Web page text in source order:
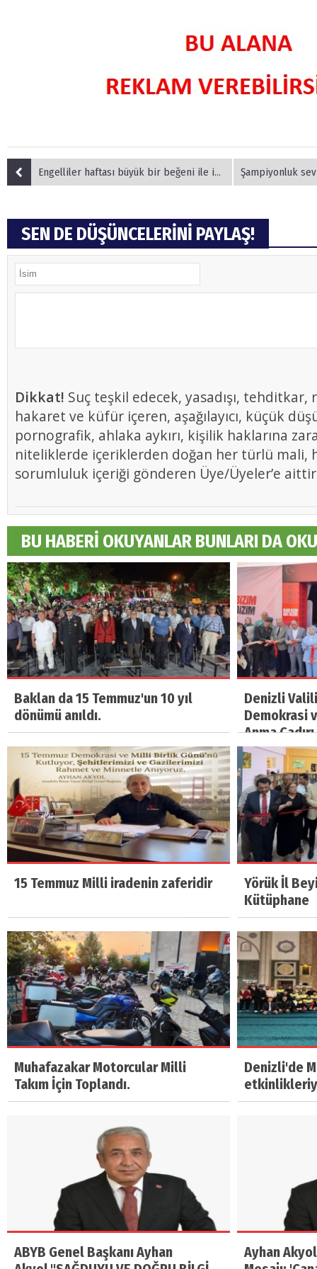
Engelliler haftası büyük bir beğeni ile izlendi Şampiyonluk sevincini
SEN DE DÜŞÜNCELERİNİ PAYLAŞ!
Dikkat! Suç teşkil edecek, yasadışı, tehditkar,
hakaret ve küfür içeren, aşağılayıcı, küçük
pornografik, ahlaka aykırı, kişilik haklarına
niteliklerde içeriklerden doğan her türlü mali,
sorumluluk içeriği gönderen Üye/Üyeler’e
BU HABERİ OKUYANLAR BUNLARI DA
Baklan da 15 Temmuz'un 10 yıl
dönümü anıldı.
Denizli
Demokrasi
Anma
15 Temmuz Milli iradenin zaferidir
Yörük İl
Kütüphane
Muhafazakar Motorcular Milli
Takım İçin Toplandı.
Denizli'de
ABYB Genel Başkanı Ayhan
Ayhan